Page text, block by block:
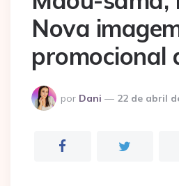
Nova
promocional
Postado
por
por Dani 22 de abril